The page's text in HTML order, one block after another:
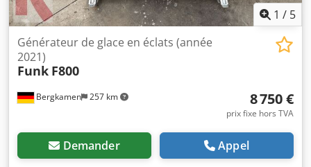
1 / 5
Bergkamen 257 km
Générateur de glace en éclats (année
2021)
Funk F800
8 750 €
prix fixe hors TVA
Demander Appel